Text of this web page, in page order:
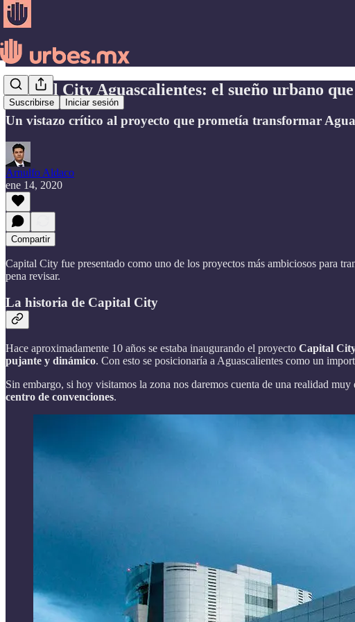
Suscribirse Iniciar sesión
Capital City Aguascalientes: el sueño urbano
Un vistazo crítico al proyecto que prometía transformar
Arnulfo Aldaco
ene 14, 2020
Compartir
Capital City fue presentado como uno de los proyectos más ambiciosos para
pena revisar.
La historia de Capital City
Hace aproximadamente 10 años se estaba inaugurando el proyecto Capital
pujante y dinámico. Con esto se posicionaría a Aguascalientes como un
Sin embargo, si hoy visitamos la zona nos daremos cuenta de una realidad
centro de convenciones.